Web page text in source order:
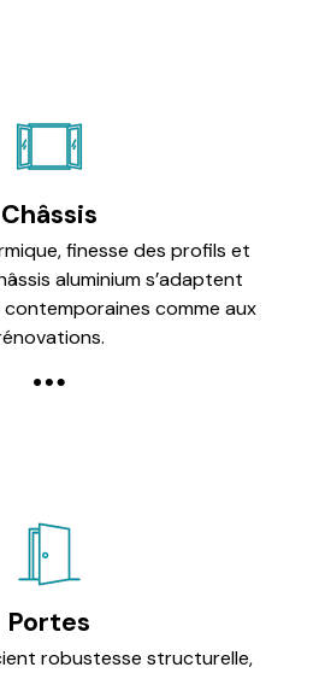
Châssis
finesse des profils et
aluminium s’adaptent
comme aux
Portes
robustesse structurelle,